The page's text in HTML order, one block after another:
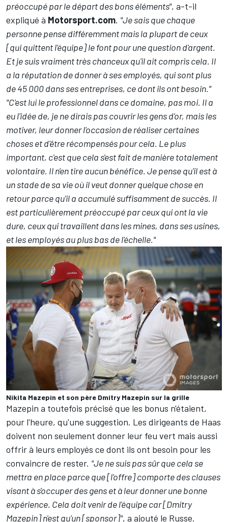
préoccupé par le départ des bons éléments", a-t-il
expliqué à Motorsport.com. "Je sais que chaque
personne pense différemment mais la plupart de ceux
[qui quittent l'équipe] le font pour une question d'argent.
Et je suis vraiment très chanceux qu'il ait compris cela. Il
a la réputation de donner à ses employés, qui sont plus
de 45 000 dans ses entreprises, ce dont ils ont besoin."
"C'est lui le professionnel dans ce domaine, pas moi. Il a
eu l'idée de, je ne dirais pas couvrir les gens d'or, mais les
motiver, leur donner l'occasion de réaliser certaines
choses et d'être récompensés pour cela. Le plus
important, c'est que cela s'est fait de manière totalement
volontaire. Il n'en tire aucun bénéfice. Je pense qu'il est à
un stade de sa vie où il veut donner quelque chose en
retour parce qu'il a accumulé suffisamment de succès. Il
est particulièrement préoccupé par ceux qui ont la vie
dure, ceux qui travaillent dans les mines, dans ses usines,
et les employés au plus bas de l'échelle."
Nikita Mazepin et son père Dmitry Mazepin sur la grille
Mazepin a toutefois précisé que les bonus n'étaient,
pour l'heure, qu'une suggestion. Les dirigeants de Haas
doivent non seulement donner leur feu vert mais aussi
offrir à leurs employés ce dont ils ont besoin pour les
convaincre de rester. "Je ne suis pas sûr que cela se
mettra en place parce que [l'offre] comporte des clauses
visant à s'occuper des gens et à leur donner une bonne
expérience. Cela doit venir de l'équipe car [Dmitry
Mazepin] n'est qu'un [sponsor]", a ajouté le Russe.